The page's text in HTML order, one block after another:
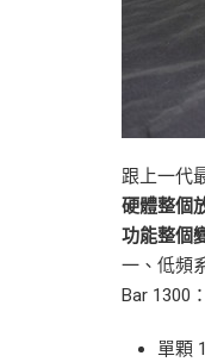
跟上一代
硬體整個
功能整個
一、低頻
Bar 1300：
單顆